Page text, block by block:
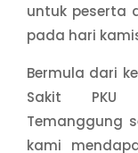
untuk peserta
pada hari
Bermula dari
Sakit PKU
Temanggung
kami